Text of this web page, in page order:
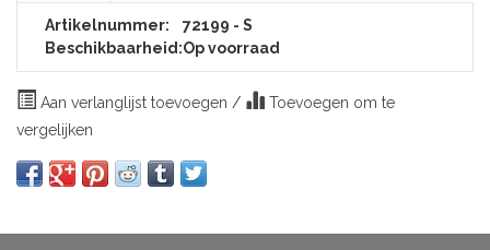
Artikelnummer:
72199 - S
Beschikbaarheid:Op voorraad
Aan verlanglijst toevoegen /
Toevoegen om te
vergelijken